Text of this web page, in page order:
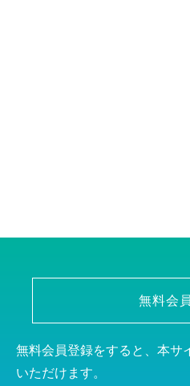
無料会
無料会員登録をすると、本サ
いただけます。